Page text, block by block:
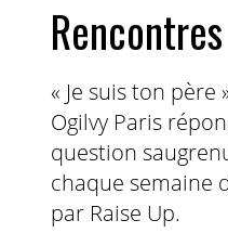
« Je suis ton
Ogilvy Paris
question
chaque semaine
par Raise Up.